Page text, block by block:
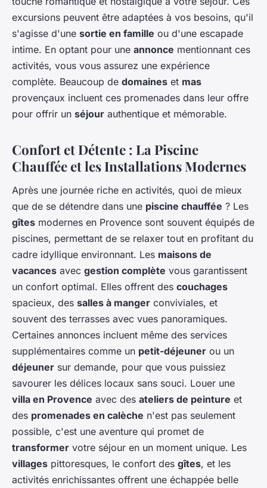
excursions peuvent être adaptées à vos besoins, qu'il
s'agisse d'une sortie en famille ou d'une escapade
intime. En optant pour une annonce mentionnant ces
activités, vous vous assurez une expérience
complète. Beaucoup de domaines et mas
provençaux incluent ces promenades dans leur offre
pour offrir un séjour authentique et mémorable.
Confort et Détente : La Piscine
Chauffée et les Installations Modernes
Après une journée riche en activités, quoi de mieux
que de se détendre dans une piscine chauffée ? Les
gîtes modernes en Provence sont souvent équipés de
piscines, permettant de se relaxer tout en profitant du
cadre idyllique environnant. Les maisons de
vacances avec gestion complète vous garantissent
un confort optimal. Elles offrent des couchages
spacieux, des salles à manger conviviales, et
souvent des terrasses avec vues panoramiques.
Certaines annonces incluent même des services
supplémentaires comme un petit-déjeuner ou un
déjeuner sur demande, pour que vous puissiez
savourer les délices locaux sans souci. Louer une
villa en Provence avec des ateliers de peinture et
des promenades en calèche n'est pas seulement
possible, c'est une aventure qui promet de
transformer votre séjour en un moment unique. Les
villages pittoresques, le confort des gîtes, et les
activités enrichissantes offrent une échappée belle